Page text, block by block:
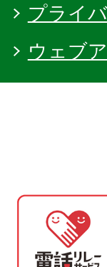
プライ
ウェブ